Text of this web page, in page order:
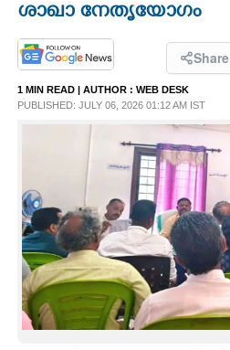
OPINION
PHOTOS
SPIRITUAL
INFO+
ART
ശാഖാ നേതൃയോഗം
Share
1 MIN READ | AUTHOR : WEB DESK
PUBLISHED: JULY 06, 2026 01:12 AM IST